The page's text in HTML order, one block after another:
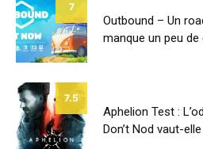
7
Outbound – Un
manque un peu
7.5
Aphelion Test :
Don’t Nod vaut-